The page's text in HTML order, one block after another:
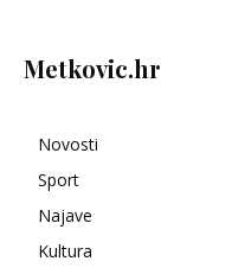
Metkovic.hr
Novosti
Sport
Najave
Kultura